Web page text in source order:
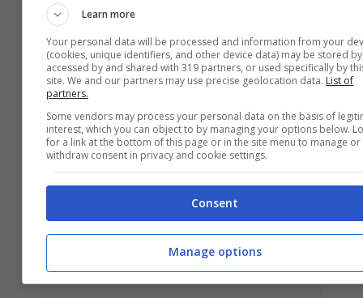
Learn more
Your personal data will be processed and information from your
(cookies, unique identifiers, and other device data) may be stored
accessed by and shared with 319 partners, or used specifically by
site. We and our partners may use precise geolocation data. List of
partners.
Some vendors may process your personal data on the basis of
interest, which you can object to by managing your options below.
for a link at the bottom of this page or in the site menu to manage or
withdraw consent in privacy and cookie settings.
Consent
Manage options